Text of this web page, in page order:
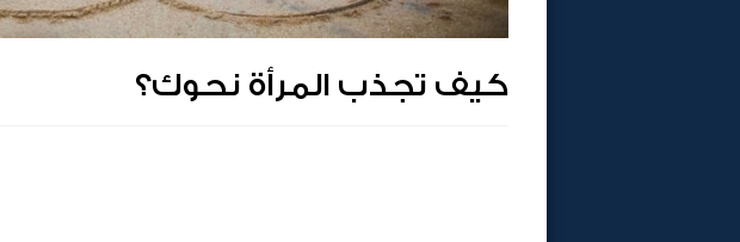
كيف تجذب المرأة نحوك؟